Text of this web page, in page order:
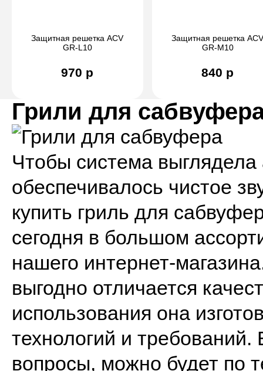
Защитная решетка ACV
GR-L10
970 р
Защитная решетка
GR-M10
840 р
Грили для
Чтобы система выглядела
обеспечивалось чистое
купить гриль для
сегодня в большом
нашего интернет-
выгодно отличается
использования она
технологий и
вопросы, можно будет по